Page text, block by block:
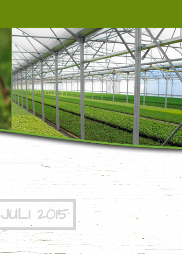
BAUMSCHULE BROERMANN
JULI 2015